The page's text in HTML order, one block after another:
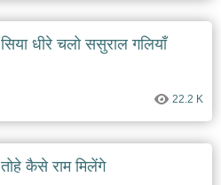
सिया धीरे चलो ससुराल गलियाँ
22.2 K
तोहे कैसे राम मिलेंगे